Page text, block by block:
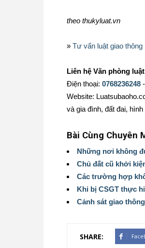
theo thukyluat.vn
» Tư vấn luật giao thông
Liên hệ Văn phòng
Điện thoại: 0768236248 -
Website:
và gia đình, đất đai,
Bài Cùng Chuyên
Những nơi không
Chủ đất cũ khởi
Các trường hợp
Khi bị CSGT thực
Cảnh sát giao
SHARE: